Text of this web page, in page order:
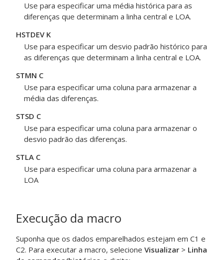
Use para especificar uma média histórica para as
diferenças que determinam a linha central e LOA.
HSTDEV K
Use para especificar um desvio padrão histórico para
as diferenças que determinam a linha central e LOA.
STMN C
Use para especificar uma coluna para armazenar a
média das diferenças.
STSD C
Use para especificar uma coluna para armazenar o
desvio padrão das diferenças.
STLA C
Use para especificar uma coluna para armazenar a
LOA
Execução da macro
Suponha que os dados emparelhados estejam em C1 e
C2. Para executar a macro, selecione Visualizar > Linha